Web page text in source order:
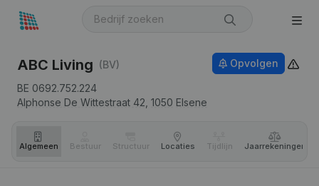
ABC Living (BV)
BE 0692.752.224
Alphonse De Wittestraat 42, 1050 Elsene
Opvolgen
Algemeen Bestuur Structuur Locaties Tijdlijn Jaar­rekeningen